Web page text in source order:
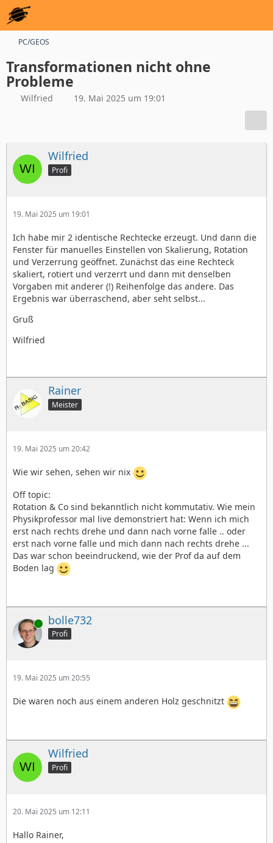
PC/GEOS
Transformationen nicht ohne
Probleme
Wilfried 19. Mai 2025 um 19:01
Wilfried
Profi
19. Mai 2025 um 19:01
Ich habe mir 2 identische Rechtecke erzeugt. Und dann die
Fenster für manuelles Einstellen von Skalierung, Rotation
und Verzerrung geöffnet. Zunächst das eine Rechteck
skaliert, rotiert und verzerrt und dann mit denselben
Vorgaben mit anderer (!) Reihenfolge das andere. Das
Ergebnis war überraschend, aber seht selbst...
Gruß
Wilfried
Rainer
Meister
19. Mai 2025 um 20:42
Wie wir sehen, sehen wir nix
Off topic:
Rotation & Co sind bekanntlich nicht kommutativ. Wie mein
Physikprofessor mal live demonstriert hat: Wenn ich mich
erst nach rechts drehe und dann nach vorne falle .. oder
erst nach vorne falle und mich dann nach rechts drehe ...
Das war schon beeindruckend, wie der Prof da auf dem
Boden lag
Online bolle732
Profi
19. Mai 2025 um 20:55
Die waren noch aus einem anderen Holz geschnitzt
Wilfried
Profi
20. Mai 2025 um 12:11
Hallo Rainer,